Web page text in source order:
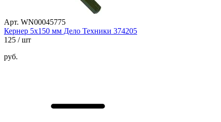
Арт. WN00045775
Кернер 5х150 мм Дело Техники 374205
125 / шт
руб.